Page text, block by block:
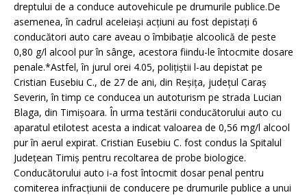
dreptului de a conduce autovehicule pe drumurile publice.De
asemenea, în cadrul aceleiaşi acţiuni au fost depistaţi 6
conducători auto care aveau o îmbibaţie alcoolică de peste
0,80 g/l alcool pur în sânge, acestora fiindu-le întocmite dosare
penale.*Astfel, în jurul orei 4.05, poliţiştii l-au depistat pe
Cristian Eusebiu C., de 27 de ani, din Reşiţa, judeţul Caraş
Severin, în timp ce conducea un autoturism pe strada Lucian
Blaga, din Timişoara. În urma testării conducătorului auto cu
aparatul etilotest acesta a indicat valoarea de 0,56 mg/l alcool
pur în aerul expirat. Cristian Eusebiu C. fost condus la Spitalul
Judeţean Timiş pentru recoltarea de probe biologice.
Conducătorului auto i-a fost întocmit dosar penal pentru
comiterea infracţiunii de conducere pe drumurile publice a unui